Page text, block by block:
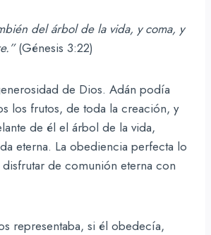
del árbol de la vida, y coma, y
(Génesis 3:22)
de Dios. Adán podía
los frutos, de toda la creación, y
de él el árbol de la vida,
eterna. La obediencia perfecta lo
de comunión eterna con
representaba, si él obedecía,